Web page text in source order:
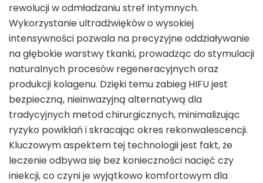
rewolucji w odmładzaniu stref intymnych.
Wykorzystanie ultradźwięków o wysokiej
intensywności pozwala na precyzyjne oddziaływanie
na głębokie warstwy tkanki, prowadząc do stymulacji
naturalnych procesów regeneracyjnych oraz
produkcji kolagenu. Dzięki temu zabieg HIFU jest
bezpieczną, nieinwazyjną alternatywą dla
tradycyjnych metod chirurgicznych, minimalizując
ryzyko powikłań i skracając okres rekonwalescencji.
Kluczowym aspektem tej technologii jest fakt, że
leczenie odbywa się bez konieczności nacięć czy
iniekcji, co czyni je wyjątkowo komfortowym dla